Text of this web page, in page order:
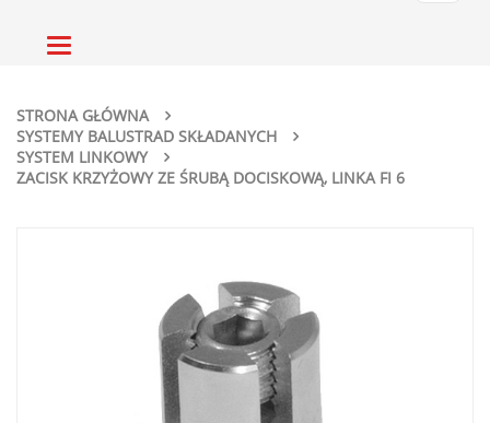
Toggle
STRONA GŁÓWNA
SYSTEMY BALUSTRAD SKŁADANYCH
SYSTEM LINKOWY
ZACISK KRZYŻOWY ZE ŚRUBĄ DOCISKOWĄ, LINKA FI 6